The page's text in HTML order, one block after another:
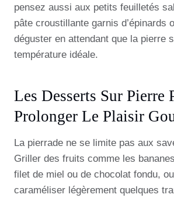
pensez aussi aux petits feuilletés
pâte croustillante garnis d’épinards
déguster en attendant que la pierre
température idéale.
Les Desserts Sur Pierre
Prolonger Le Plaisir
La pierrade ne se limite pas aux
Griller des fruits comme les
filet de miel ou de chocolat fondu,
caraméliser légèrement quelques